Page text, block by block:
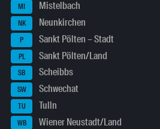
MI Mistelbach
NK Neunkirchen
P Sankt Pölten – Stadt
PL Sankt Pölten/Land
SB Scheibbs
SW Schwechat
TU Tulln
WB Wiener Neustadt/Land